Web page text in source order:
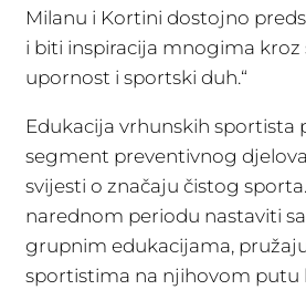
Milanu i Kortini dostojno
i biti inspiracija mnogima kroz
upornost i sportski duh.“
Edukacija vrhunskih sportista
segment preventivnog
svijesti o značaju čistog
narednom periodu nastaviti
grupnim edukacijama,
sportistima na njihovom putu